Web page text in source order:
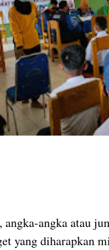
angka-angka atau
yang diharapkan